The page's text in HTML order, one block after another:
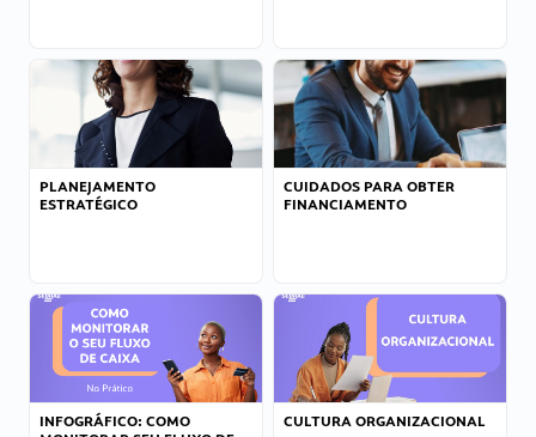
PLANEJAMENTO
ESTRATÉGICO
CUIDADOS PARA OBTER
FINANCIAMENTO
INFOGRÁFICO: COMO
CULTURA ORGANIZACIONAL